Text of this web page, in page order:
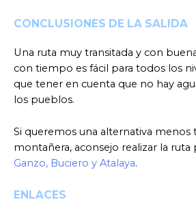
CONCLUSIONES DE LA SALIDA
Una ruta muy transitada y con
con tiempo es fácil para todos los
que tener en cuenta que no hay
los pueblos.
Si queremos una alternativa menos
montañera, aconsejo realizar la ruta
Ganzo, Buciero y Atalaya.
ENLACES